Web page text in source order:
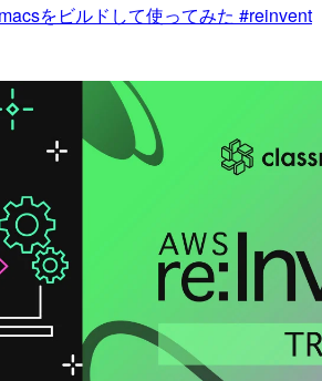
をビルドして使ってみた #reinvent